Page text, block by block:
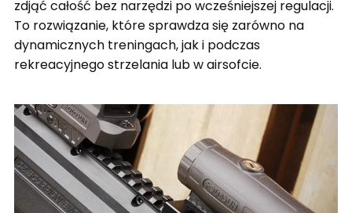
zdjąć całość bez narzędzi po wcześniejszej regulacji.
To rozwiązanie, które sprawdza się zarówno na
dynamicznych treningach, jak i podczas
rekreacyjnego strzelania lub w airsofcie.